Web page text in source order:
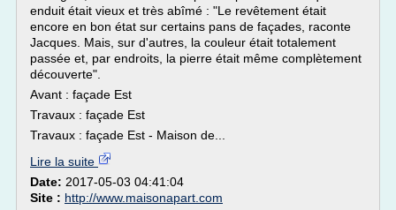
enduit était vieux et très abîmé : "Le revêtement était
encore en bon état sur certains pans de façades, raconte
Jacques. Mais, sur d'autres, la couleur était totalement
passée et, par endroits, la pierre était même complètement
découverte".
Avant : façade Est
Travaux : façade Est
Travaux : façade Est - Maison de...
Lire la suite
Date: 2017-05-03 04:41:04
Site : http://www.maisonapart.com